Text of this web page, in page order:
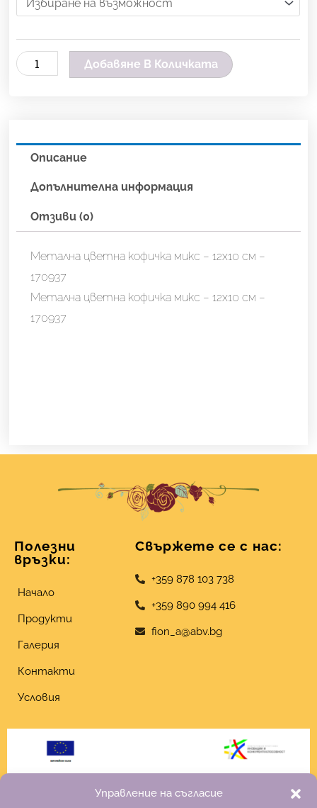
Управление на съгласие
Метална
кофичка
микс
Добавяне В Количката
Описание
Допълнителна информация
Отзиви (0)
Метална цветна кофичка микс – 12х10 см –
170937
Метална цветна кофичка микс – 12х10 см –
170937
Полезни
връзки:
Начало
Продукти
Галерия
Контакти
Условия
Свържете се с нас:
+359 878 103 738
+359 890 994 416
fion_a@abv.bg